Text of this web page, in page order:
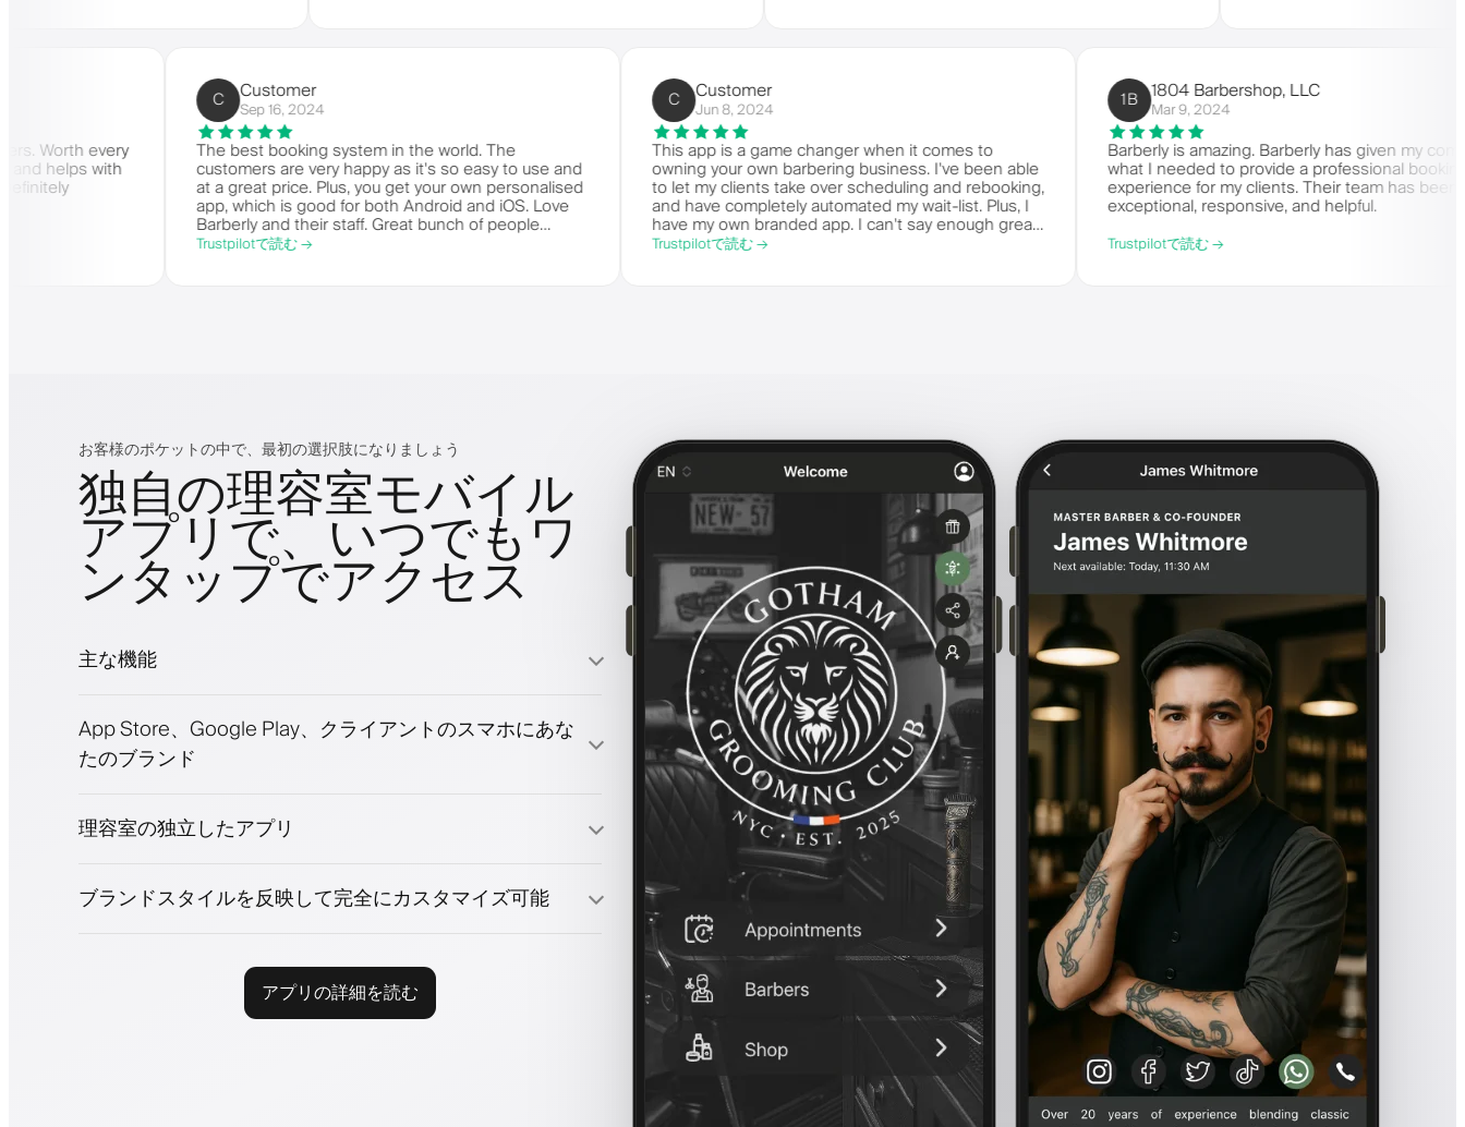
barbers. Worth every
and helps with
Definitely
C Customer
Sep 16, 2024
The best booking system in the world. The
customers are very happy as it's so easy to use and
at a great price. Plus, you get your own personalised
app, which is good for both Android and iOS. Love
Barberly and their staff. Great bunch of people
offering a great booking system.
Trustpilotで読む →
C Customer
Jun 8, 2024
This app is a game changer when it comes to
owning your own barbering business. I've been able
to let my clients take over scheduling and rebooking,
and have completely automated my wait-list. Plus, I
have my own branded app. I can't say enough great
things!
Trustpilotで読む →
1B 1804 Barbershop, LLC
Mar 9, 2024
Barberly is amazing. Barberly has
what I needed to provide a
experience for my clients. Their team
exceptional, responsive, and helpful.
Trustpilotで読む →
お客様のポケットの中で、最初の選択肢になりましょう
独自の理容室モバイル
アプリで、いつでもワ
ンタップでアクセス
主な機能
支払い、保証金
美容商品を販売
プッシュ、SMS、メール通知
App Store、Google Play、クライアントのスマホにあな
たのブランド
理容室の独立したアプリ
ブランドスタイルを反映して完全にカスタマイズ可能
アプリの詳細を読む